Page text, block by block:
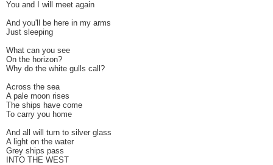
You and I will meet again
And you'll be here in my arms
Just sleeping
What can you see
On the horizon?
Why do the white gulls call?
Across the sea
A pale moon rises
The ships have come
To carry you home
And all will turn to silver glass
A light on the water
Grey ships pass
INTO THE WEST